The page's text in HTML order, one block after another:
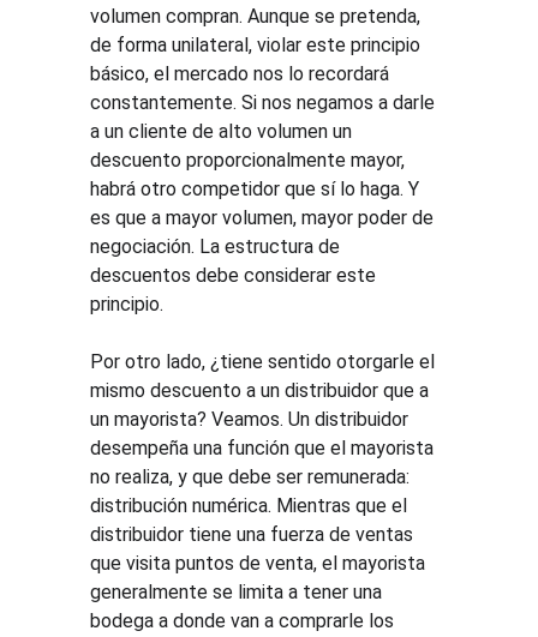
volumen compran. Aunque se pretenda,
de forma unilateral, violar este principio
básico, el mercado nos lo recordará
constantemente. Si nos negamos a darle
a un cliente de alto volumen un
descuento proporcionalmente mayor,
habrá otro competidor que sí lo haga. Y
es que a mayor volumen, mayor poder de
negociación. La estructura de
descuentos debe considerar este
principio.
Por otro lado, ¿tiene sentido otorgarle el
mismo descuento a un distribuidor que a
un mayorista? Veamos. Un distribuidor
desempeña una función que el mayorista
no realiza, y que debe ser remunerada:
distribución numérica. Mientras que el
distribuidor tiene una fuerza de ventas
que visita puntos de venta, el mayorista
generalmente se limita a tener una
bodega a donde van a comprarle los